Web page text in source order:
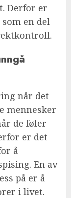
Derfor er
en del
når det
mennesker
de føler
er det
å
En av
på er å
i livet.